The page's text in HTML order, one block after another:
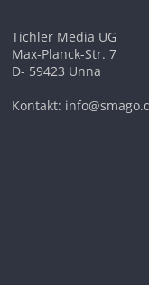
Tichler Media UG
Max-Planck-Str. 7
D- 59423 Unna
Kontakt: